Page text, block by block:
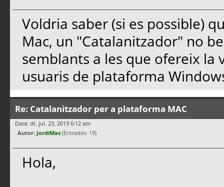
Voldria saber (si es possible)
Mac, un "Catalanitzador" no
semblants a les que ofereix la
usuaris de plataforma
Re: Catalanitzador per a plataforma MAC
Data: dt. jul. 23, 2013 6:12 am
Autor: JordiMas (Entrades: 19)
Hola,